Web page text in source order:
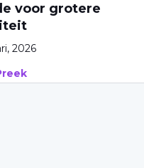
voor grotere
2026